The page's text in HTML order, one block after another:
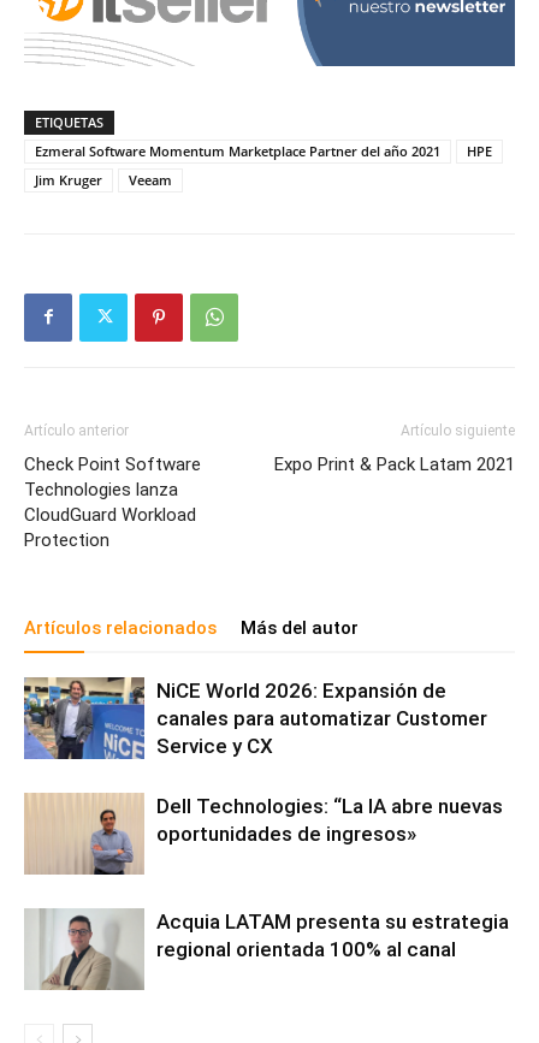
ETIQUETAS
Ezmeral Software Momentum Marketplace Partner del año 2021
HPE
Jim Kruger
Veeam
Artículo anterior
Check Point Software
Technologies lanza
CloudGuard Workload
Protection
Artículo siguiente
Expo Print & Pack Latam 2021
Artículos relacionados Más del autor
NiCE World 2026: Expansión de
canales para automatizar Customer
Service y CX
Dell Technologies: “La IA abre nuevas
oportunidades de ingresos»
Acquia LATAM presenta su estrategia
regional orientada 100% al canal